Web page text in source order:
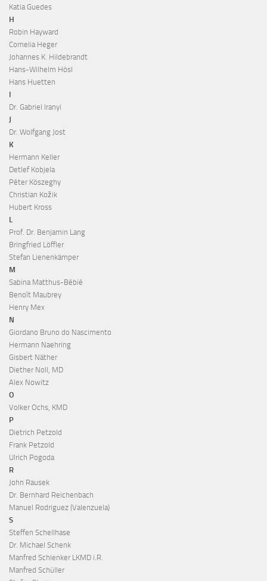
Katia Guedes
H
Robin Hayward
Cornelia Heger
Johannes K. Hildebrandt
Hans-Wilhelm Hösl
Hans Huetten
I
Dr. Gabriel Iranyi
J
Dr. Wolfgang Jost
K
Hermann Keller
Detlef Kobjela
Péter Köszeghy
Christian Kožik
Hubert Kross
L
Prof. Dr. Benjamin Lang
Bringfried Löffler
Stefan Lienenkämper
M
Sabina Matthus-Bébié
Benoît Maubrey
Henry Mex
N
Giordano Bruno do Nascimento
Hermann Naehring
Gisbert Näther
Diether Noll, MD
Alex Nowitz
O
Volker Ochs, KMD
P
Dietrich Petzold
Frank Petzold
Ulrich Pogoda
R
John Rausek
Dr. Bernhard Reichenbach
Manuel Rodriguez (Valenzuela)
S
Steffen Schellhase
Dr. Michael Schenk
Manfred Schlenker LKMD i.R.
Manfred Schüller